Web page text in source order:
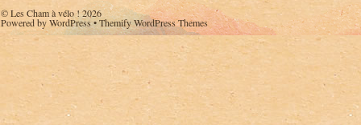
©Les Cham à vélo !2026
Powered byWordPress•Themify WordPress Themes